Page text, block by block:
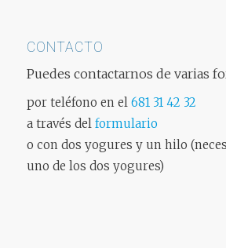
CONTACTO
Puedes contactarnos de varias
por teléfono en el 681 31 42 32
a través del formulario
o con dos yogures y un hilo
uno de los dos yogures)